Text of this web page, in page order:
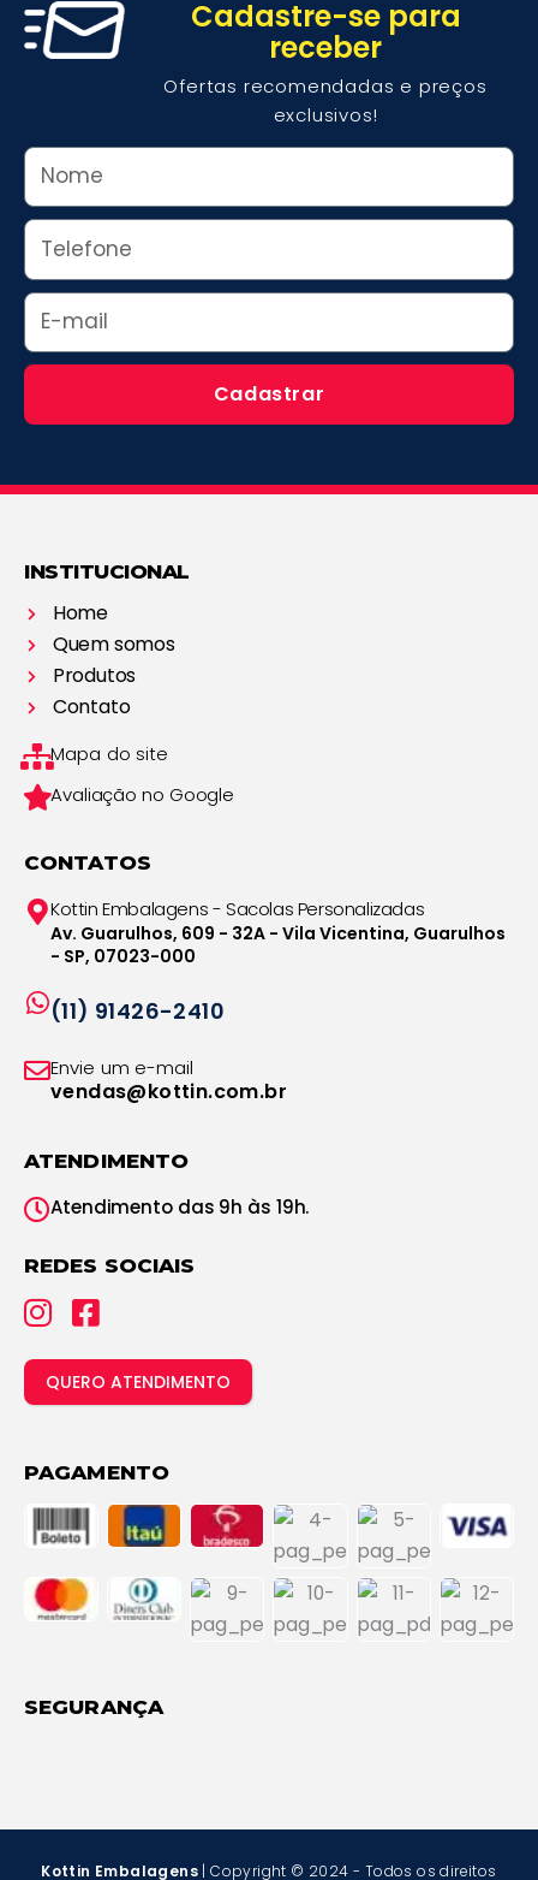
Cadastre-se para
receber
Ofertas recomendadas e preços
exclusivos!
Nome
Whats
Email
Cadastrar
INSTITUCIONAL
Home
Quem somos
Produtos
Contato
Mapa do site
Avaliação no Google
CONTATOS
Kottin Embalagens - Sacolas Personalizadas
Av. Guarulhos, 609 - 32A - Vila Vicentina, Guarulhos
- SP, 07023-000
(11) 91426-2410
Envie um e-mail
vendas@kottin.com.br
ATENDIMENTO
Atendimento das 9h às 19h.
REDES SOCIAIS
QUERO ATENDIMENTO
PAGAMENTO
SEGURANÇA
Kottin Embalagens | Copyright © 2024 - Todos os direitos